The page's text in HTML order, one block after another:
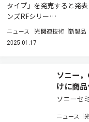
タイプ」を発売すると発
ンズRFシリー…
ニュース 光関連技術 新製品
2025.01.17
ソニー
けに商
ソニーセ
効約2,455
ニュース